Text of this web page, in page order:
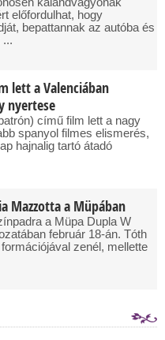
előfordulhat, hogy
bepattannak az autóba és
...
lett a Valenciában
nyertese
című film lett a nagy
spanyol filmes elismerés,
hajnalig tartó átadó
Mazzotta a Müpában
a Müpa Dupla W
február 18-án. Tóth
zenél, mellette